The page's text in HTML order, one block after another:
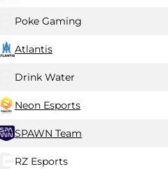
Poke Gaming
Atlantis
Drink Water
Neon Esports
SPAWN Team
RZ Esports